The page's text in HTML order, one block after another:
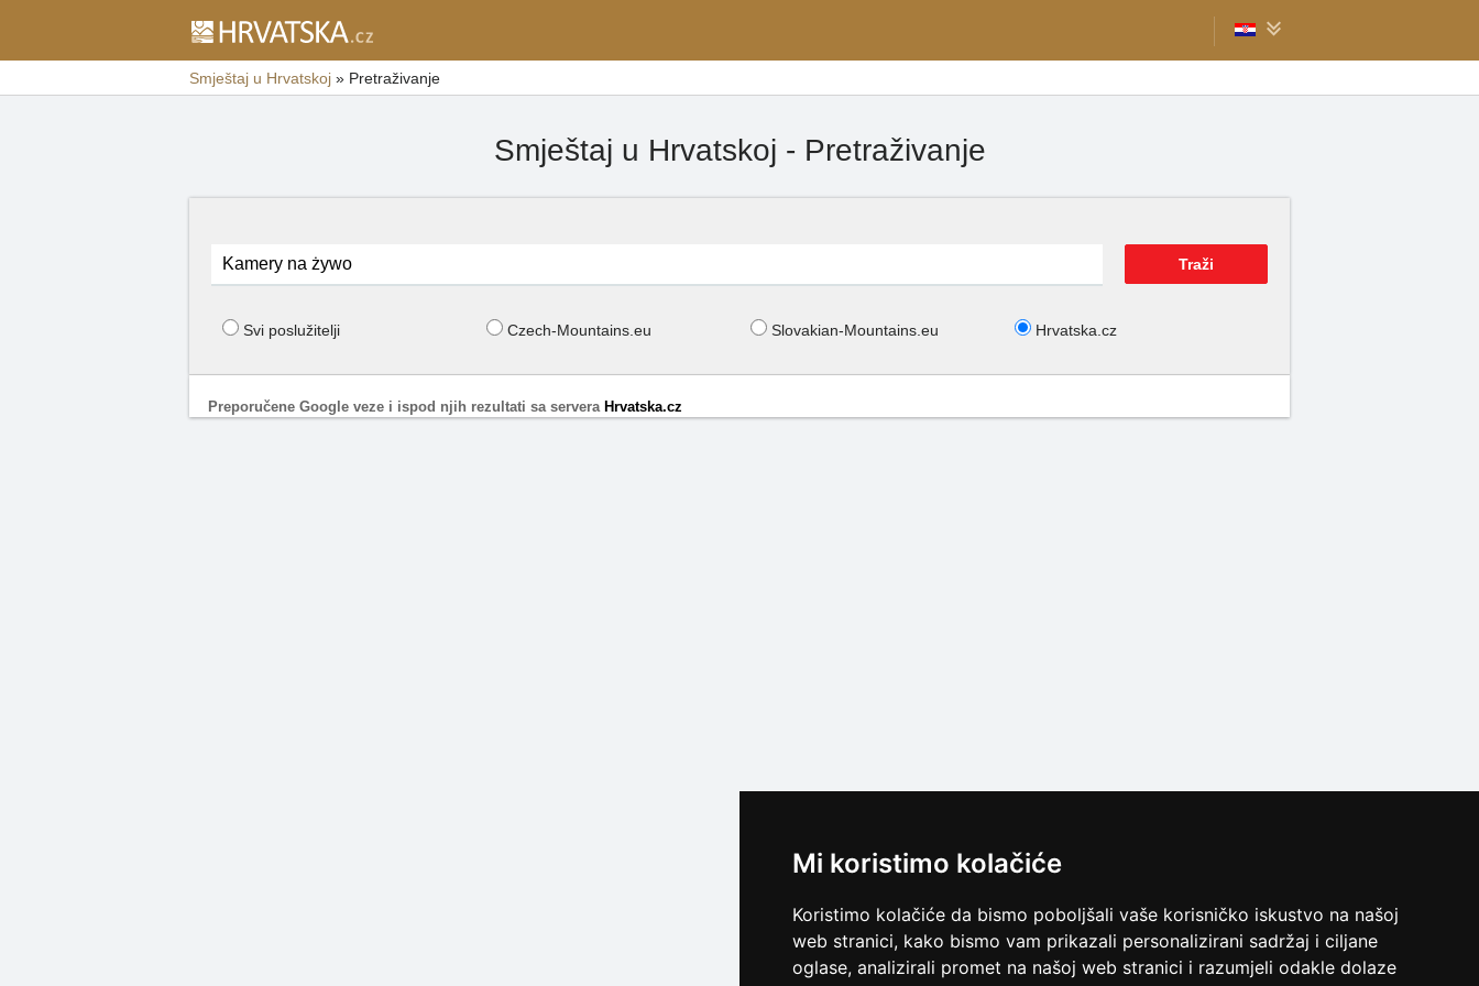
Mi koristimo kolačiće
Koristimo kolačiće da bismo poboljšali vaše korisničko iskustvo na našoj
web stranici, kako bismo vam prikazali personalizirani sadržaj i ciljane
oglase, analizirali promet na našoj web stranici i razumjeli odakle dolaze
Smještaj u Hrvatskoj » Pretraživanje
Smještaj u Hrvatskoj - Pretraživanje
Svi poslužitelji Czech-Mountains.eu Slovakian-Mountains.eu Hrvatska.cz
Preporučene Google veze i ispod njih rezultati sa servera Hrvatska.cz